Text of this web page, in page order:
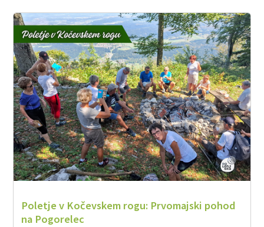
Poletje v Kočevskem rogu: Prvomajski pohod
na Pogorelec